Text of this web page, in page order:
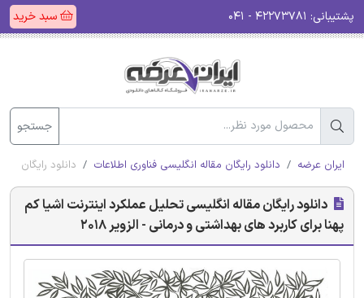
پشتیبانی: سبد خرید
جستجو
ایران عرضه دانلود رایگان مقاله انگلیسی فناوری اطلاعات دانلود رایگان
دانلود رایگان مقاله انگلیسی تحلیل عملکرد اینترنت اشیا کم
پهنا برای کاربرد های بهداشتی و درمانی - الزویر 2018